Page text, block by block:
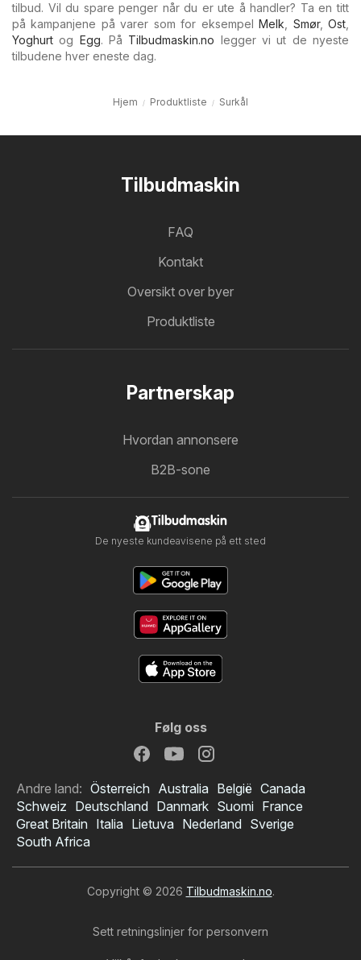
tilbud. Vil du spare penger når du er ute å handler? Ta en titt
på kampanjene på varer som for eksempelMelk Smør,Ost
Yoghurt og Egg. På Tilbudmaskin.no legger vi ut de nyeste
tilbudene hver eneste dag.
Hjem Produktliste Surkål
Tilbudmaskin
FAQ
Kontakt
Oversikt over byer
Produktliste
Partnerskap
Hvordan annonsere
B2B-sone
Tilbudmaskin
De nyeste kundeavisene på ett sted
Følg oss
Andre land: Österreich Australia België Canada
Schweiz Deutschland Danmark Suomi France
Great Britain Italia Lietuva Nederland Sverige
South Africa
Copyright © 2026 Tilbudmaskin.no.
Sett retningslinjer for personvern